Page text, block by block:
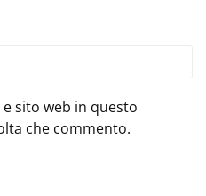
sito web in questo
che commento.